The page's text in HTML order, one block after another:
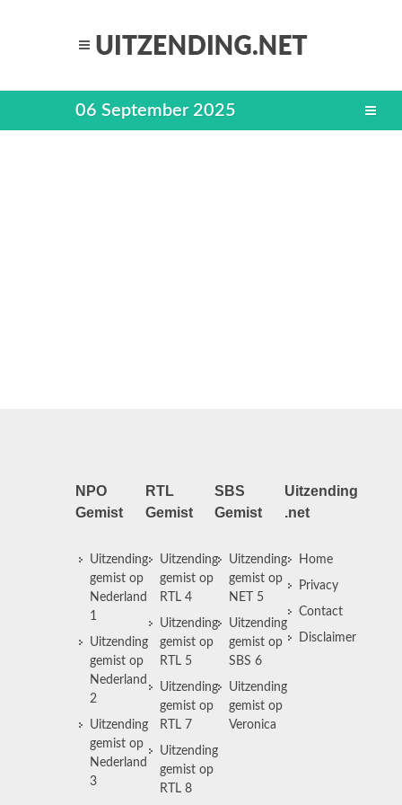
06 September 2025
NPO
Gemist
Uitzending
gemist op
Nederland
1
Uitzending
gemist op
Nederland
2
Uitzending
gemist op
Nederland
3
RTL
Gemist
Uitzending
gemist op
RTL 4
Uitzending
gemist op
RTL 5
Uitzending
gemist op
RTL 7
Uitzending
gemist op
RTL 8
SBS
Gemist
Uitzending
gemist op
NET 5
Uitzending
gemist op
SBS 6
Uitzending
gemist op
Veronica
Uitzending
.net
Home
Privacy
Contact
Disclaimer